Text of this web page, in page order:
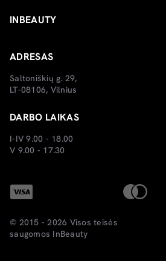
INBEAUTY
ADRESAS
Saltoniškių g. 29,
LT-08106, Vilnius
DARBO LAIKAS
I-IV 9.00 - 18.00
V 9.00 - 17.30
© 2015 - 2026 Visos teisės
saugomos InBeauty